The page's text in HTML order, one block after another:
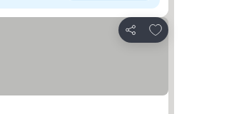
Partilhar
Adicionar aos